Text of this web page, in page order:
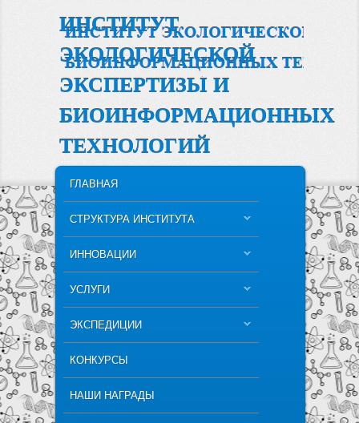
ИНСТИТУТ
ЭКОЛОГИЧЕСКОЙ
ЭКСПЕРТИЗЫ И
БИОИНФОРМАЦИОННЫХ
ТЕХНОЛОГИЙ
SKIP TO PRIMARY CONTENT
SKIP TO SECONDARY CONTENT
ГЛАВНАЯ
СТРУКТУРА ИНСТИТУТА
ИННОВАЦИИ
УСЛУГИ
ЭКСПЕДИЦИИ
КОНКУРСЫ
НАШИ НАГРАДЫ